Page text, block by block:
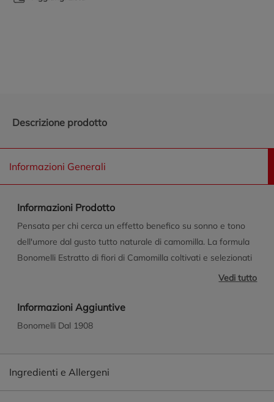
Descrizione prodotto
Informazioni Generali
Informazioni Prodotto
Pensata per chi cerca un effetto benefico su sonno e tono
dell'umore dal gusto tutto naturale di camomilla. La formula
Bonomelli Estratto di fiori di Camomilla coltivati e selezionati
con cura. Griffonia Simplicifolia, una pianta sempreverde che
un riposo tranquillo. Melatonina per ridurre il tempo di
addormentamento (l'effetto benefico si ottiene con
Senza zuccheri e senza edulcoranti. Si scioglie ed esplica il
suo effetto sia in acqua calda sia in acqua fredda. Estratto
Vedi tutto
Informazioni Aggiuntive
Bonomelli Dal 1908
Ingredienti e Allergeni